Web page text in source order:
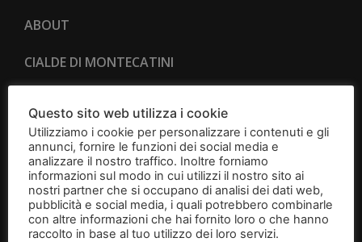
ABOUT
CIALDE DI MONTECATINI
BRIGIDINI
IDEE REGALO
CONTATTI
Questo sito web utilizza i cookie
Utilizziamo i cookie per personalizzare i contenuti e gli
annunci, fornire le funzioni dei social media e
analizzare il nostro traffico. Inoltre forniamo
informazioni sul modo in cui utilizzi il nostro sito ai
nostri partner che si occupano di analisi dei dati web,
pubblicità e social media, i quali potrebbero combinarle
con altre informazioni che hai fornito loro o che hanno
raccolto in base al tuo utilizzo dei loro servizi.